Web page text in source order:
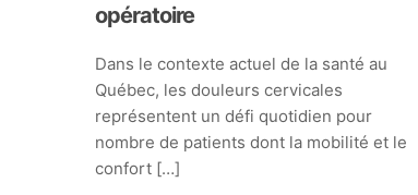
opératoire
Dans le contexte actuel de la santé au
Québec, les douleurs cervicales
représentent un défi quotidien pour
nombre de patients dont la mobilité et le
confort[…]